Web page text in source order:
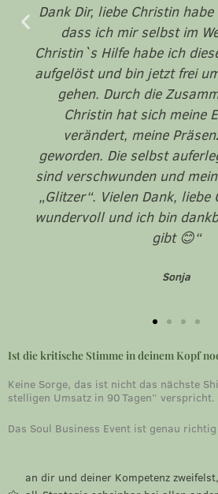
Dank Dir, liebe Christin
dass ich mir selbst im
Christin`s Hilfe habe ich
aufgelöst und bin jetzt frei
gehen. Durch die
Christin hat sich meine
verändert, meine
geworden. Die selbst
sind verschwunden und
„Glitzer“. Vielen Dank,
wundervoll und ich bin
gibt 😊“
Sonja
Ist die kritische Stimme in deinem Kopf
Keine Sorge, das ist nicht das nächste
stelligen Umsatz in 90 Tagen“ verspricht.
Das Soul Business Event ist genau
an dir und deiner Kompetenz